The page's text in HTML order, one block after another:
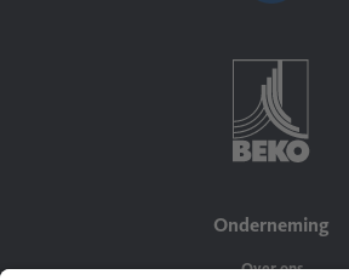
Onderneming
Over ons